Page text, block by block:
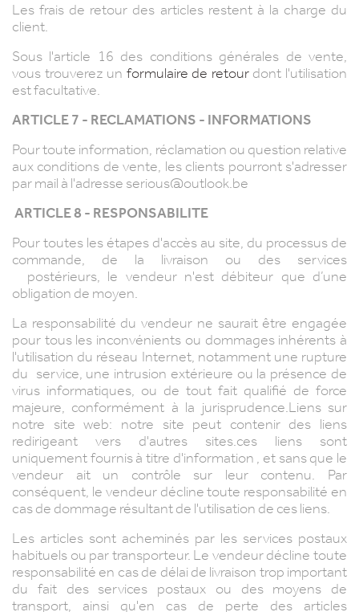
Les frais de retour des articles restent à la charge du
client.
Sous l'article 16 des conditions générales de vente,
vous trouverez un formulaire de retourdont l'utilisation
est facultative.
ARTICLE 7 - RECLAMATIONS - INFORMATIONS
Pour toute information, réclamation ou question relative
aux conditions de vente, les clients pourront s'adresser
par mail à l'adresse serious@outlook.be
ARTICLE 8 - RESPONSABILITE
Pour toutes les étapes d'accès au site, du processus de
commande, de la livraison ou des services
postérieurs, le vendeur n'est débiteur que d’une
obligation de moyen.
La responsabilité du vendeur ne saurait être engagée
pour tous les inconvénients ou dommages inhérents à
l'utilisation du réseau Internet, notamment une rupture
du service, une intrusion extérieure ou la présence de
virus informatiques, ou de tout fait qualifié de force
majeure, conformément à la jurisprudence.Liens sur
notre site web: notre site peut contenir des liens
redirigeant vers d'autres sites.ces liens sont
uniquement fournis à titre d'information , et sans que le
vendeur ait un contrôle sur leur contenu. Par
conséquent, le vendeur décline toute responsabilité en
cas de dommage résultant de l'utilisation de ces liens.
Les articles sont acheminés par les services postaux
habituels ou par transporteur. Le vendeur décline toute
responsabilité en cas de délai de livraison trop important
du fait des services postaux ou des moyens de
transport, ainsi qu'en cas de perte des articles